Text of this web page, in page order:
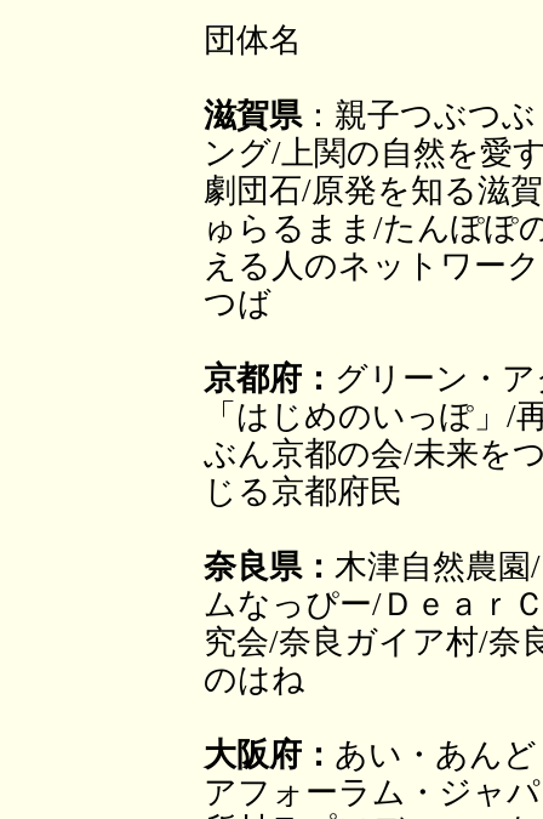
団体名
滋賀県：親子つぶつ
ング/上関の自然を愛
劇団石/原発を知る滋
ゅらるまま/たんぽぽ
える人のネットワー
つば
京都府： グリーン・
「はじめのいっぽ」/
ぶん京都の会/未来を
じる京都府民
奈良県： 木津自然農園
ムなっぴー/Ｄｅａｒ
究会/奈良ガイア村/奈
のはね
大阪府： あい・あん
アフォーラム・ジャ